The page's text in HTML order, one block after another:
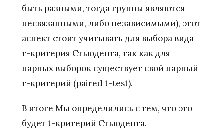
быть разными, тогда группы являются
несвязанными, либо независимыми), этот
аспект стоит учитывать для выбора вида
т-критерия Стьюдента, так как для
парных выборок существует свой парный
т-критерий (paired t-test).
В итоге Мы определились с тем, что это
будет t-критерий Стьюдента.